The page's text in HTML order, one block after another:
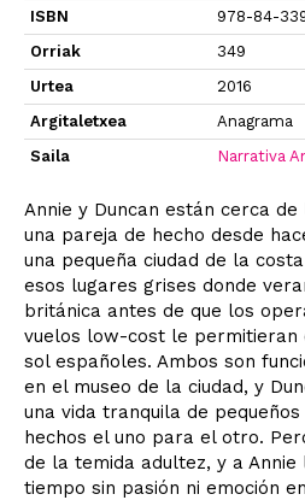
ISBN
978-84-
Orriak
349
Urtea
2016
Argitaletxea
Anagrama
Saila
Narrativa
Annie y Duncan están cerca
una pareja de hecho desde
una pequeña ciudad de la
esos lugares grises donde
británica antes de que los
vuelos low-cost le permitieran
sol españoles. Ambos son
en el museo de la ciudad, y
una vida tranquila de
hechos el uno para el otro.
de la temida adultez, y a
tiempo sin pasión ni emoción